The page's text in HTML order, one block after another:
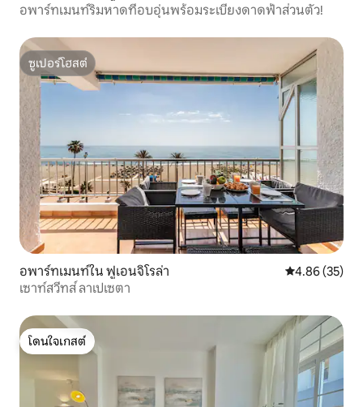
อพาร์ทเมนท์ริมหาดที่อบอุ่นพร้อมระเบียงดาดฟ้าส่วนตัว!
ซูเปอร์โฮสต์
ซูเปอร์โฮสต์
อพาร์ทเมนท์ใน ฟูเอนจิโรล่า คะแนนเฉลี่ย
4.86 (35)
เซาท์สวีทส์ ลาเปเซตา
โดนใจเกสต์
โดนใจเกสต์